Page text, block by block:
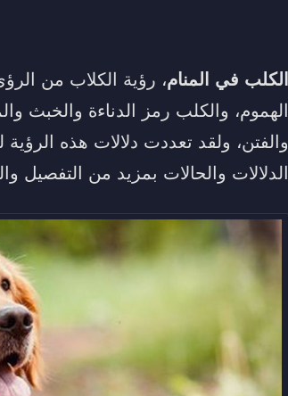
الكلب في المنام، رؤية الكلاب من
الهموم، والكلب رمز الدناءة والخبث
والفتن، ولقد تعددت دلالات هذه
الدلالات والحالات بمزيد من التفصيل